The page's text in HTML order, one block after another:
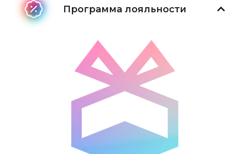
Программа лояльности